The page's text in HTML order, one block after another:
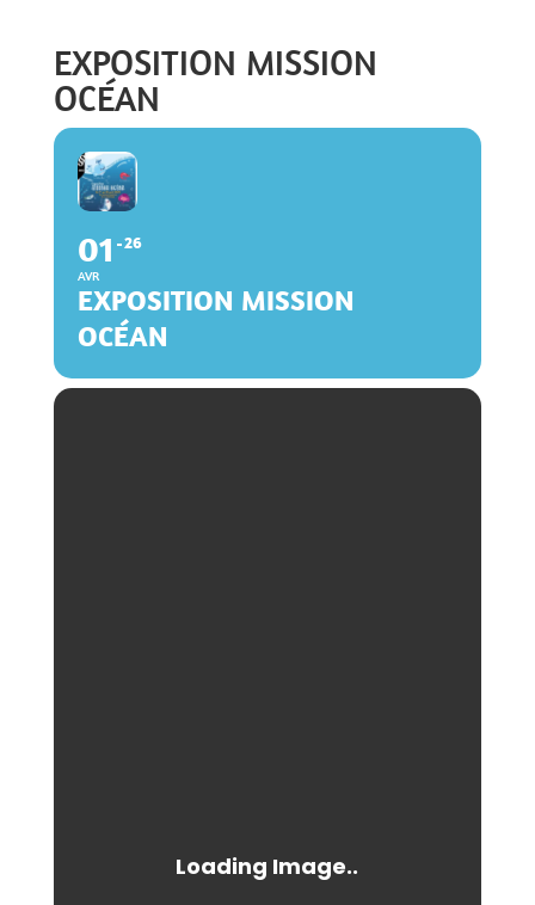
EXPOSITION MISSION
OCÉAN
01
AVR
26
EXPOSITION MISSION
OCÉAN